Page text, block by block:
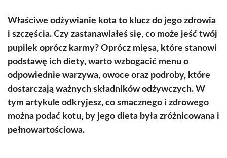
Właściwe odżywianie kota to klucz do jego zdrowia
i szczęścia. Czy zastanawiałeś się, co może jeść twój
pupilek oprócz karmy? Oprócz mięsa, które stanowi
podstawę ich diety, warto wzbogacić menu o
odpowiednie warzywa, owoce oraz podroby, które
dostarczają ważnych składników odżywczych. W
tym artykule odkryjesz, co smacznego i zdrowego
można podać kotu, by jego dieta była zróżnicowana i
pełnowartościowa.